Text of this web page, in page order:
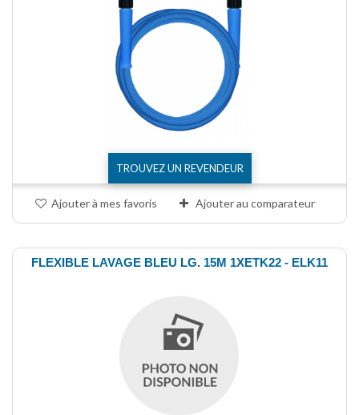
TROUVEZ UN REVENDEUR
Ajouter à mes favoris Ajouter au comparateur
FLEXIBLE LAVAGE BLEU LG. 15M 1XETK22 - ELK11